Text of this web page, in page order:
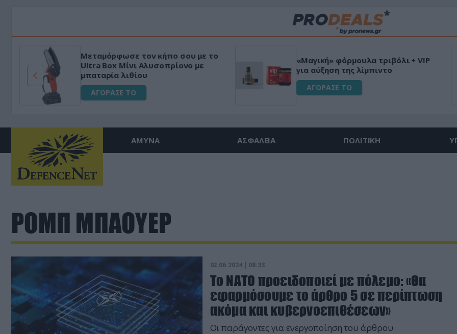
Μεταμόρφωσε τον κήπο σου με το
Ultra Box Μίνι Αλυσοπρίονο με
μπαταρία λιθίου
ΑΓΟΡΑΣΕ ΤΟ
«Μαγική» φόρμουλα τριβόλι + VIP
για αύξηση της λίμπιντο
ΑΓΟΡΑΣΕ ΤΟ
ΑΜΥΝΑ ΑΣΦΑΛΕΙΑ ΠΟΛΙΤΙΚΗ
ΡΟΜΠ ΜΠΑΟΥΕΡ
02.06.2024 | 08:33
Το ΝΑΤΟ προειδοποιεί με πόλεμο: «Θα
εφαρμόσουμε το άρθρο 5 σε περίπτωση
ακόμα και κυβερνοεπιθέσεων»
Οι παράγοντες για ενεργοποίηση του άρθρου